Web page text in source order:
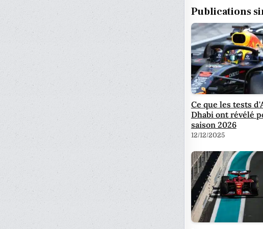
Publications
Ce que les tests
Dhabi ont révélé
saison 2026
12/12/2025